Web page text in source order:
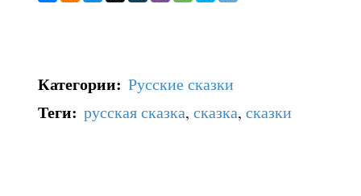
Категории: Русские сказки
Теги: русская сказка, сказка, сказки